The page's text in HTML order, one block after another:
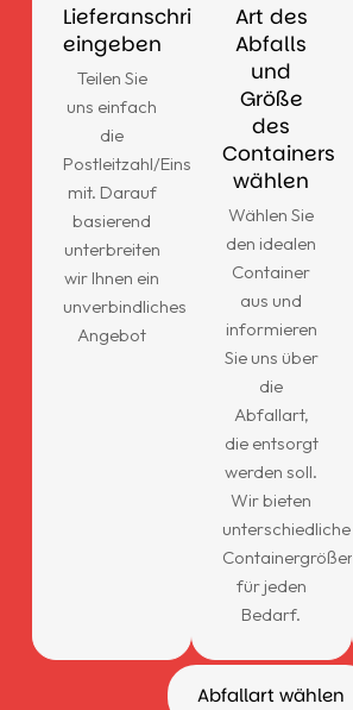
Lieferanschrift
eingeben
Teilen Sie
uns einfach
die
Postleitzahl/Einsatzort
mit. Darauf
basierend
unterbreiten
wir Ihnen ein
unverbindliches
Angebot
Art des
Abfalls
und
Größe
des
Containers
wählen
Wählen Sie
den idealen
Container
aus und
informieren
Sie uns über
die
Abfallart,
die entsorgt
werden soll.
Wir bieten
unterschiedliche
Containergrößen
für jeden
Bedarf.
Abfallart wählen